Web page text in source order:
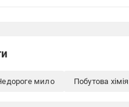
мило Побутова хімія